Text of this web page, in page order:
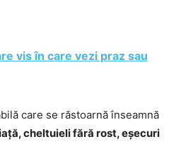
vis în care vezi praz sau
care se răstoarnă înseamnă
cheltuieli fără rost, eșecuri